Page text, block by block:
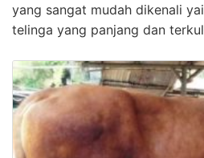
yang sangat mudah dikenali
telinga yang panjang dan